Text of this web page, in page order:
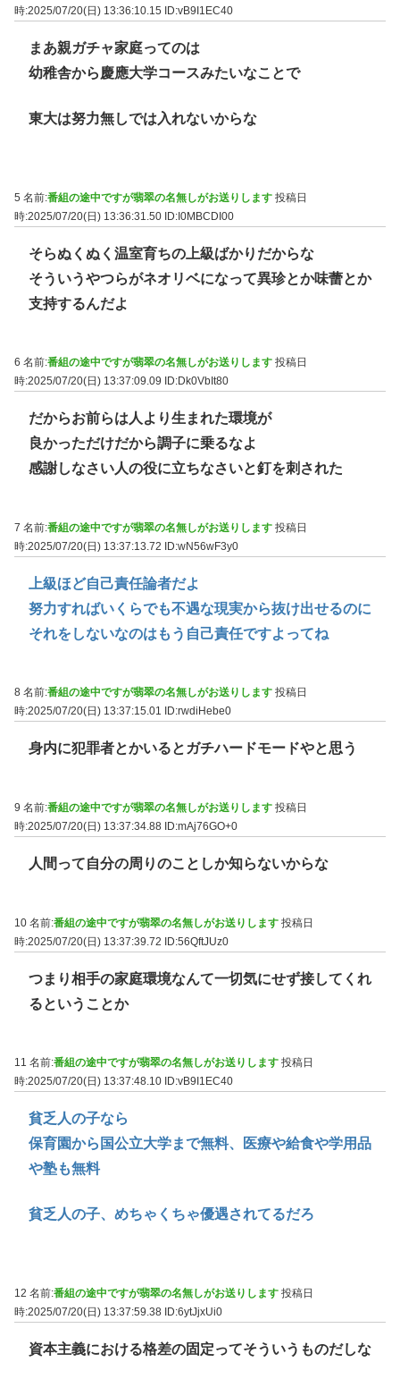
時:2025/07/20(日) 13:36:10.15
ID:vB9I1EC40
まあ親ガチャ家庭ってのは
幼稚舎から慶應大学コースみたいなことで
東大は努力無しでは入れないからな
5 名前:番組の途中ですが翡翠の名無しがお送りします 投稿日
時:2025/07/20(日) 13:36:31.50 ID:I0MBCDI00
そらぬくぬく温室育ちの上級ばかりだからな
そういうやつらがネオリベになって異珍とか味蕾とか
支持するんだよ
6 名前:番組の途中ですが翡翠の名無しがお送りします 投稿日
時:2025/07/20(日) 13:37:09.09
ID:Dk0VbIt80
だからお前らは人より生まれた環境が
良かっただけだから調子に乗るなよ
感謝しなさい人の役に立ちなさいと釘を刺された
7 名前:番組の途中ですが翡翠の名無しがお送りします 投稿日
時:2025/07/20(日) 13:37:13.72 ID:wN56wF3y0
上級ほど自己責任論者だよ
努力すればいくらでも不遇な現実から抜け出せるのに
それをしないなのはもう自己責任ですよってね
8 名前:番組の途中ですが翡翠の名無しがお送りします 投稿日
時:2025/07/20(日) 13:37:15.01
ID:rwdiHebe0
身内に犯罪者とかいるとガチハードモードやと思う
9 名前:番組の途中ですが翡翠の名無しがお送りします 投稿日
時:2025/07/20(日) 13:37:34.88 ID:mAj76GO+0
人間って自分の周りのことしか知らないからな
10 名前:番組の途中ですが翡翠の名無しがお送りします 投稿日
時:2025/07/20(日) 13:37:39.72 ID:56QftJUz0
つまり相手の家庭環境なんて一切気にせず接してくれ
るということか
11 名前:番組の途中ですが翡翠の名無しがお送りします 投稿日
時:2025/07/20(日) 13:37:48.10 ID:vB9I1EC40
貧乏人の子なら
保育園から国公立大学まで無料、医療や給食や学用品
や塾も無料
貧乏人の子、めちゃくちゃ優遇されてるだろ
12 名前:番組の途中ですが翡翠の名無しがお送りします 投稿日
時:2025/07/20(日) 13:37:59.38 ID:6ytJjxUi0
資本主義における格差の固定ってそういうものだしな